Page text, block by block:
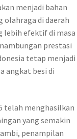
menjadi bahan
olahraga di daerah
lebih efektif di masa
prestasi
tetap menjadi
angkat besi di
telah menghasilkan
yang semakin
penampilan